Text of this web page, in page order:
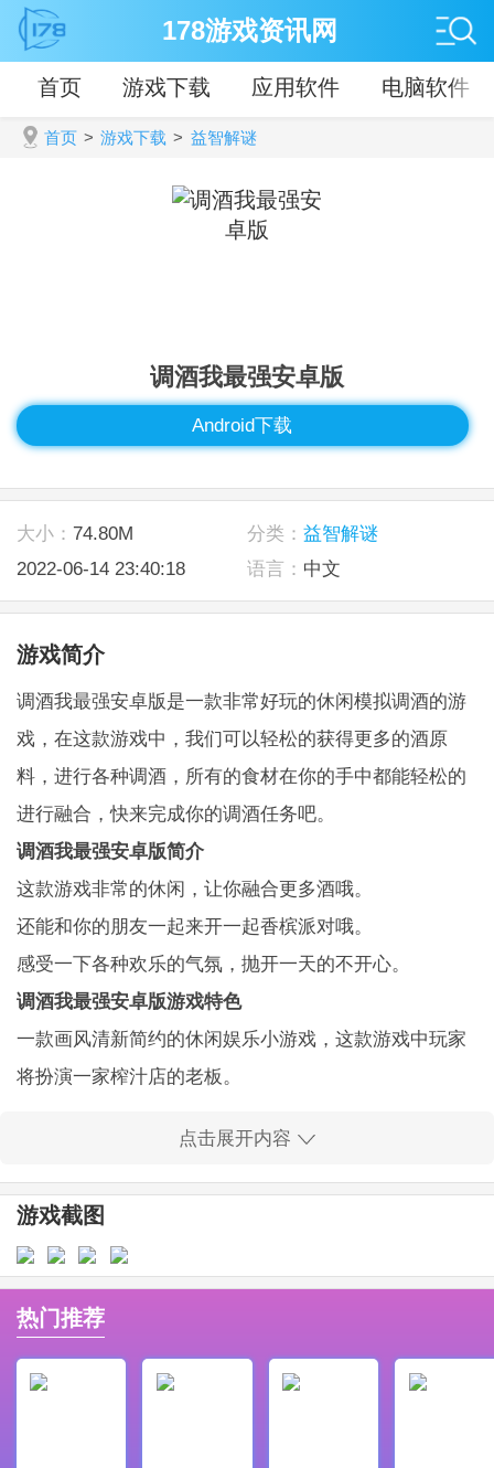
178游戏资讯网
首页 游戏下载 应用软件 电脑软件
首页 > 游戏下载 > 益智解谜
调酒我最强安卓版
Android下载
大小： 74.80M 分类： 益智解谜
2022-06-14 23:40:18
语言： 中文
游戏简介
调酒我最强安卓版是一款非常好玩的休闲模拟调酒的游
戏，在这款游戏中，我们可以轻松的获得更多的酒原
料，进行各种调酒，所有的食材在你的手中都能轻松的
进行融合，快来完成你的调酒任务吧。
调酒我最强安卓版简介
这款游戏非常的休闲，让你融合更多酒哦。
还能和你的朋友一起来开一起香槟派对哦。
感受一下各种欢乐的气氛，抛开一天的不开心。
调酒我最强安卓版游戏特色
一款画风清新简约的休闲娱乐小游戏，这款游戏中玩家
将扮演一家榨汁店的老板。
逼真的3D画面能够带给玩家减压舒适的真实体验感，游
戏玩法简单，快来试试吧。
调酒我最强安卓版亮点
写实风格打造的场景使得画面更加具有真实感，独特的
玩法感受专业酒保带来的多样趣味。
玩家可以通过各种操作来制作不同的酒水，系统会根据
点击展开内容
游戏截图
热门推荐